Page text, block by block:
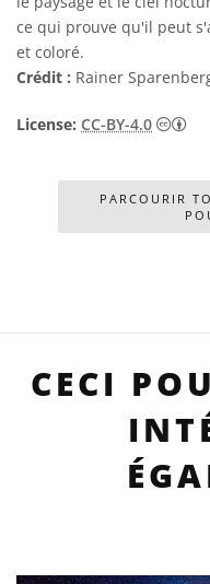
ce qui prouve qu'il peut
et coloré.
Crédit : Rainer
License: CC-BY-4.0
PARCOURIR
CECI